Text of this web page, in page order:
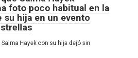
foto poco habitual en la
su hija en un evento
Hayek con su hija dejó sin